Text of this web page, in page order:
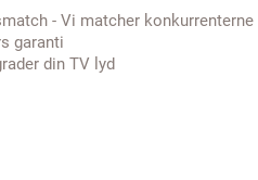
- Vi matcher konkurrenterne
garanti
din TV lyd